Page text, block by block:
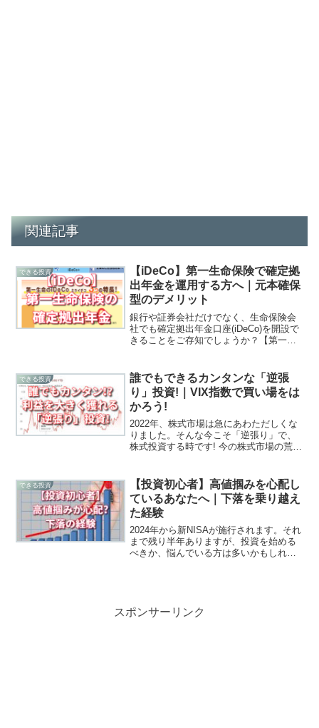
関連記事
できる投資
【iDeCo】第一生命保険で確定拠
出年金を運用する方へ｜元本確保
型のデメリット
銀行や証券会社だけでなく、生命保険会
社でも確定拠出年金口座(iDeCo)を開設で
きることをご存知でしょうか？【第一生
を勧められた方、この記事を読んで踏み
とどまってください。
できる投資
誰でもできるカンタンな「逆張
り」投資!｜VIX指数で買い場をは
かろう!
2022年、株式市場は急にあわただしくな
りました。そんな今こそ「逆張り」で、
株式投資する時です! 今の株式市場の荒れ
なっている可能性が高いのです。
できる投資
【投資初心者】高値掴みを心配し
ているあなたへ｜下落を乗り越え
た経験
2024年から新NISAが施行されます。それ
まで残り半年ありますが、投資を始める
べきか、悩んでいる方は多いかもしれま
スポンサーリンク